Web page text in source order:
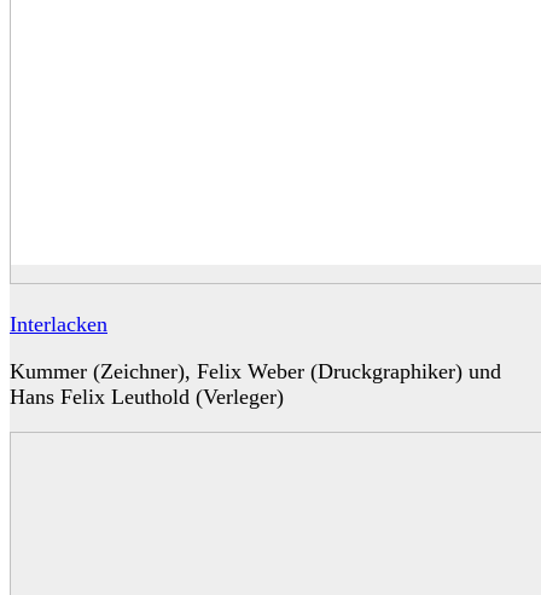
Interlacken
Kummer (Zeichner), Felix Weber (Druckgraphiker) und
Hans Felix Leuthold (Verleger)